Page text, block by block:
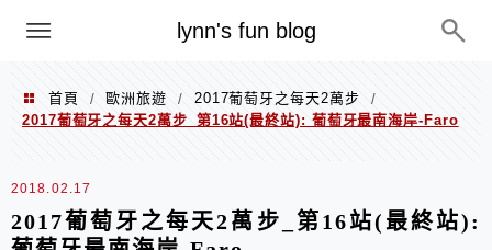
lynn's fun blog
menu
首頁 / 歐洲旅遊 / 2017葡萄牙之每天2萬步
/
2017葡萄牙之每天2萬步_第16站(最終站): 葡萄牙最南海岸-Faro
2018.02.17
2017葡萄牙之每天2萬步_第16站(最終站):